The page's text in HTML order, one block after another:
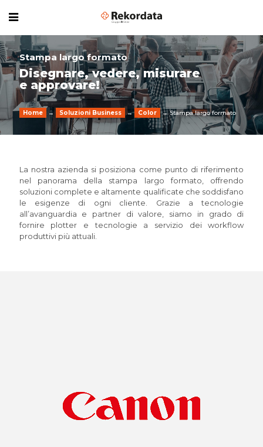
Stampa largo formato
Disegnare, vedere, misurare
e approvare!
Home → Soluzioni Business → Color → Stampa largo formato
La nostra azienda si posiziona come punto di riferimento
nel panorama della stampa largo formato, offrendo
soluzioni complete e altamente qualificate che soddisfano
le esigenze di ogni cliente. Grazie a tecnologie
all’avanguardia e partner di valore, siamo in grado di
fornire plotter e tecnologie a servizio dei workflow
produttivi più attuali.